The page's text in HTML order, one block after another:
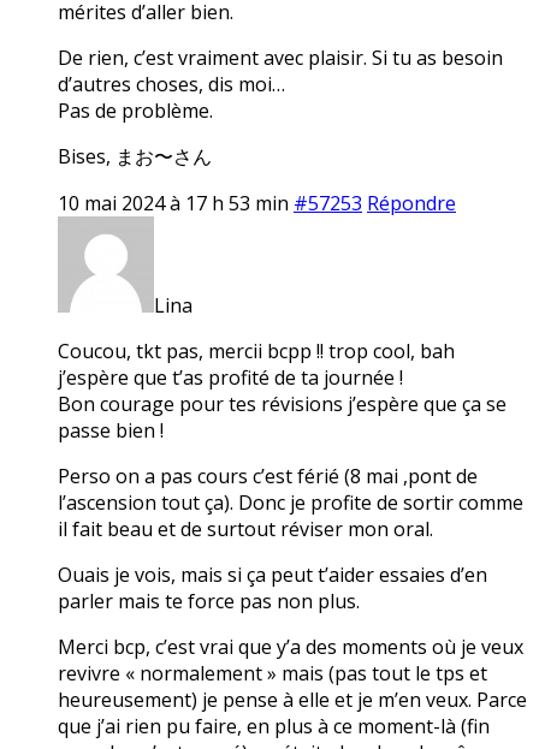
mérites d’aller bien.
De rien, c’est vraiment avec plaisir. Si tu as besoin
d’autres choses, dis moi…
Pas de problème.
Bises, まお〜さん
10 mai 2024 à 17 h 53 min #57253 Répondre
Lina
Coucou, tkt pas, mercii bcpp !! trop cool, bah
j’espère que t’as profité de ta journée !
Bon courage pour tes révisions j’espère que ça se
passe bien !
Perso on a pas cours c’est férié (8 mai ,pont de
l’ascension tout ça). Donc je profite de sortir comme
il fait beau et de surtout réviser mon oral.
Ouais je vois, mais si ça peut t’aider essaies d’en
parler mais te force pas non plus.
Merci bcp, c’est vrai que y’a des moments où je veux
revivre « normalement » mais (pas tout le tps et
heureusement) je pense à elle et je m’en veux. Parce
que j’ai rien pu faire, en plus à ce moment-là (fin